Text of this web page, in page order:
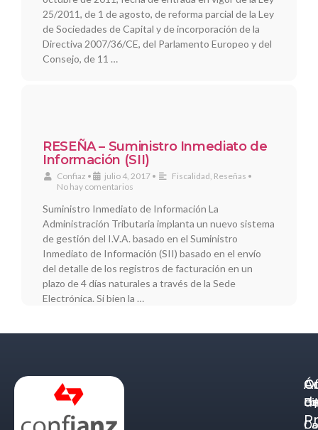
25/2011, de 1 de agosto, de reforma parcial de la Ley
de Sociedades de Capital y de incorporación de la
Directiva 2007/36/CE, del Parlamento Europeo y del
Consejo, de 11 …
RESEÑA – Suministro Inmediato de
Información (SII)
Confiaz • julio 4, 2017 • Fiscalidad, Reseñas •
No hay comentarios
Suministro Inmediato de Información La
Administración Tributaria implanta un nuevo sistema
de gestión del I.V.A. basado en el Suministro
Inmediato de Información (SII) basado en el envío
del detalle de los registros de facturación en un
plazo de 4 días naturales a través de la Sede
Electrónica. Si bien la …